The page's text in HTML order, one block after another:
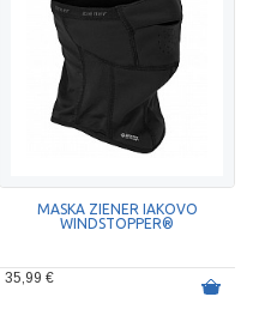
MASKA ZIENER IAKOVO
WINDSTOPPER®
35,99 €